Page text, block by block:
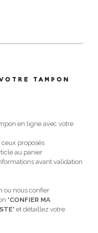
TAMPON
en ligne avec votre
proposés
au panier
avant validation
ou nous confier
"CONFIER MA
" et détaillez votre